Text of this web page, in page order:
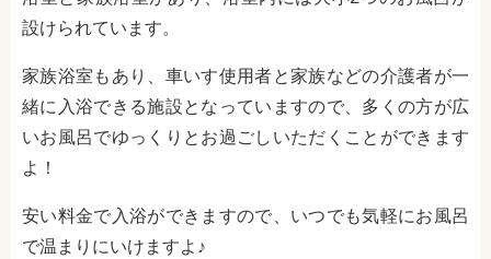
設けられています。
家族浴室もあり、車いす使用者と家族などの介護者が一
緒に入浴できる施設となっていますので、多くの方が広
いお風呂でゆっくりとお過ごしいただくことができます
よ！
安い料金で入浴ができますので、いつでも気軽にお風呂
で温まりにいけますよ♪